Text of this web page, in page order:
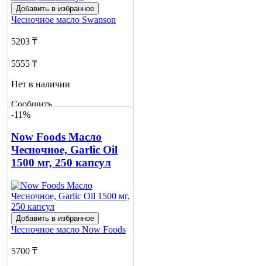
Добавить в избранное
Чесночное масло Swanson
5203 ₸
5555 ₸
Нет в наличии
Сообщить
о наличии
-11%
Now Foods Масло
Чесночное, Garlic Oil
1500 мг, 250 капсул
Добавить в избранное
Чесночное масло Now Foods
5700 ₸